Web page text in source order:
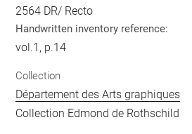
2564 DR/ Recto
Handwritten inventory reference:
vol.1, p.14
Collection
Département des Arts graphiques
Collection Edmond de Rothschild